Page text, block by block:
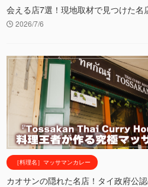
会える店7選！現地取材で見つけた名
2026/7/6
［料理名］マッサマンカレー
カオサンの隠れた名店！タイ政府公